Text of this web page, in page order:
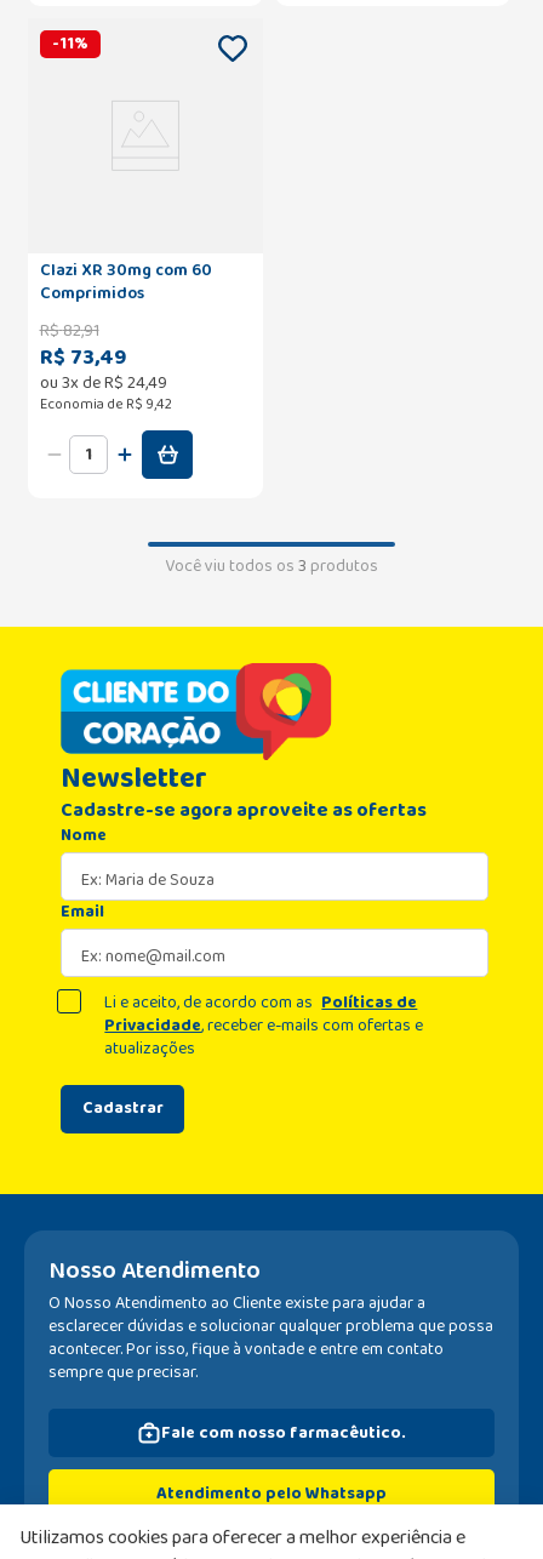
-11%
Clazi XR 30mg com 60
Comprimidos
R$82,91
R$ 73,49
ou3x deR$24,49
Economia de R$ 9,42
Você viu todos os3produtos
Newsletter
Cadastre-se agora aproveite as ofertas
Nome
Email
Cadastrar
Li e aceito, de acordo com as Políticas de
Privacidade, receber e-mails com ofertas e
atualizações
Nosso Atendimento
O Nosso Atendimento ao Cliente existe para ajudar a
esclarecer dúvidas e solucionar qualquer problema que possa
acontecer. Por isso, fique à vontade e entre em contato
sempre que precisar.
Fale com nosso farmacêutico.
Atendimento pelo Whatsapp
Utilizamos cookies para oferecer a melhor experiência e